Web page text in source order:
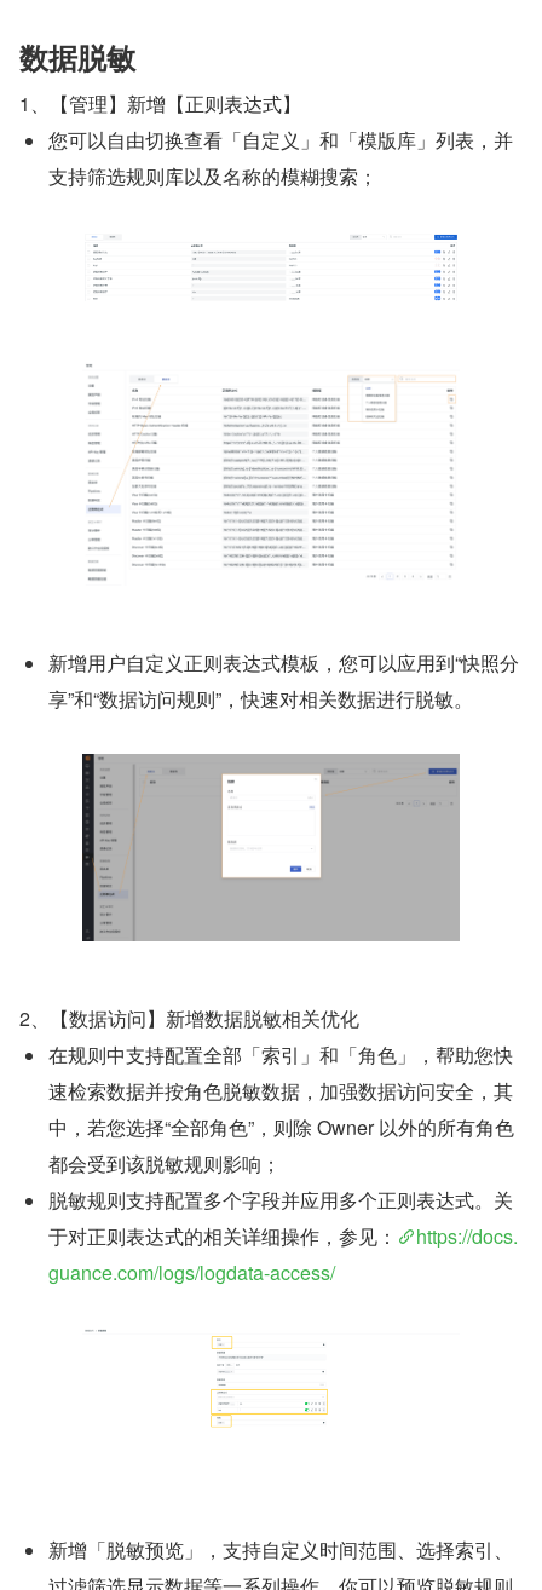
数据脱敏
1、【管理】新增【正则表达式】
您可以自由切换查看「自定义」和「模版库」列表，并
支持筛选规则库以及名称的模糊搜索；
新增用户自定义正则表达式模板，您可以应用到“快照分
享”和“数据访问规则”，快速对相关数据进行脱敏。
2、【数据访问】新增数据脱敏相关优化
在规则中支持配置全部「索引」和「角色」，帮助您快
速检索数据并按角色脱敏数据，加强数据访问安全，其
中，若您选择“全部角色”，则除 Owner 以外的所有角色
都会受到该脱敏规则影响；
脱敏规则支持配置多个字段并应用多个正则表达式。关
于对正则表达式的相关详细操作，参见：
https://docs.
guance.com/logs/logdata-access/
新增「脱敏预览」，支持自定义时间范围、选择索引、